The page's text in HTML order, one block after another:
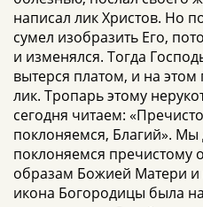
написал лик Христов. Но
сумел изобразить Его,
и изменялся. Тогда
вытерся платом, и на этом
лик. Тропарь этому
сегодня читаем:
поклоняемся, Благий». Мы
поклоняемся пречистому
образам Божией Матери и
икона Богородицы была